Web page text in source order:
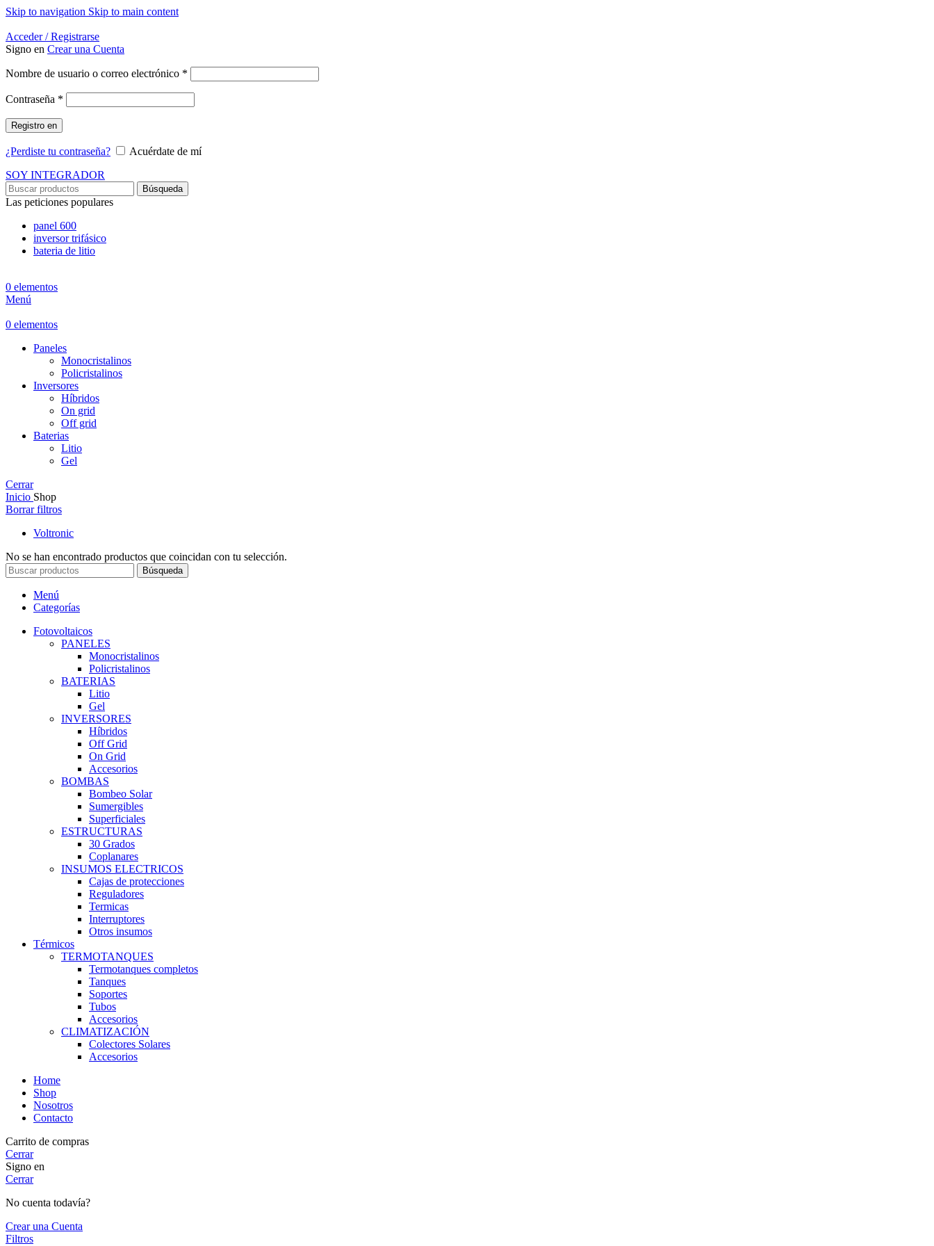
Skip to navigation Skip to main content
Acceder / Registrarse
Signo en Crear una Cuenta
Nombre de usuario o correo electrónico *
Contraseña *
Registro en
¿Perdiste tu contraseña?
Acuérdate de mí
SOY INTEGRADOR
Búsqueda
Las peticiones populares
panel 600
inversor trifásico
bateria de litio
0 elementos
Menú
0 elementos
Paneles
Monocristalinos
Policristalinos
Inversores
Híbridos
On grid
Off grid
Baterias
Litio
Gel
Cerrar
Inicio Shop
Borrar filtros
Voltronic
No se han encontrado productos que coincidan con tu selección.
Búsqueda
Menú
Categorías
Fotovoltaicos
PANELES
Monocristalinos
Policristalinos
BATERIAS
Litio
Gel
INVERSORES
Híbridos
Off Grid
On Grid
Accesorios
BOMBAS
Bombeo Solar
Sumergibles
Superficiales
ESTRUCTURAS
30 Grados
Coplanares
INSUMOS ELECTRICOS
Cajas de protecciones
Reguladores
Termicas
Interruptores
Otros insumos
Térmicos
TERMOTANQUES
Termotanques completos
Tanques
Soportes
Tubos
Accesorios
CLIMATIZACIÓN
Colectores Solares
Accesorios
Home
Shop
Nosotros
Contacto
Carrito de compras
Cerrar
Signo en
Cerrar
No cuenta todavía?
Crear una Cuenta
Filtros